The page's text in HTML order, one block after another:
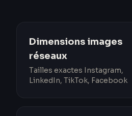
Dimensions images
réseaux
Tailles exactes Instagram,
LinkedIn, TikTok, Facebook